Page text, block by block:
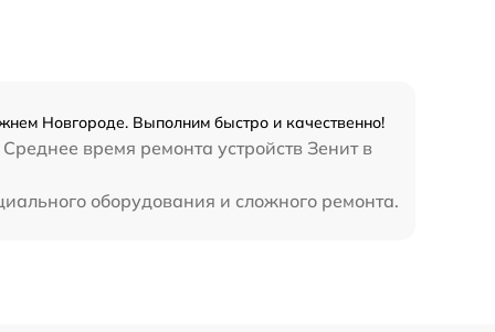
Новгороде. Выполним быстро и качественно!
время ремонта устройств Зенит в
оборудования и сложного ремонта.